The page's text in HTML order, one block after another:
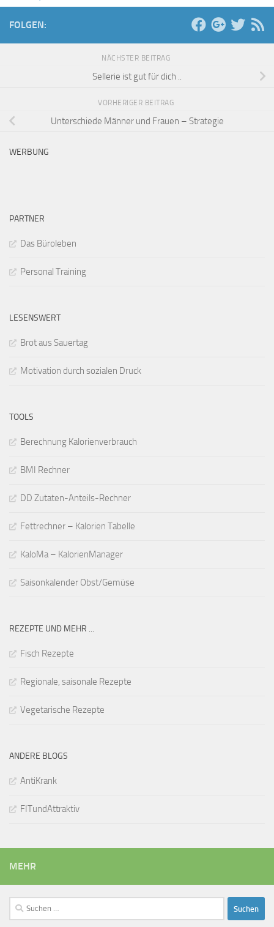
FOLGEN:
NÄCHSTER BEITRAG
Sellerie ist gut für dich ..
VORHERIGER BEITRAG
Unterschiede Männer und Frauen – Strategie
WERBUNG
PARTNER
Das Büroleben
Personal Training
LESENSWERT
Brot aus Sauertag
Motivation durch sozialen Druck
TOOLS
Berechnung Kalorienverbrauch
BMI Rechner
DD Zutaten-Anteils-Rechner
Fettrechner – Kalorien Tabelle
KaloMa – KalorienManager
Saisonkalender Obst/Gemüse
REZEPTE UND MEHR ...
Fisch Rezepte
Regionale, saisonale Rezepte
Vegetarische Rezepte
ANDERE BLOGS
AntiKrank
FITundAttraktiv
MEHR
Suchen
nach: